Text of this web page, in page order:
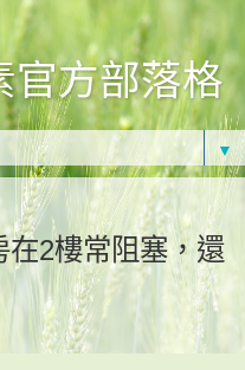
官方部落格
▼
在2樓常阻塞，還